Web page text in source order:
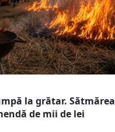
la grătar.
de mii de lei